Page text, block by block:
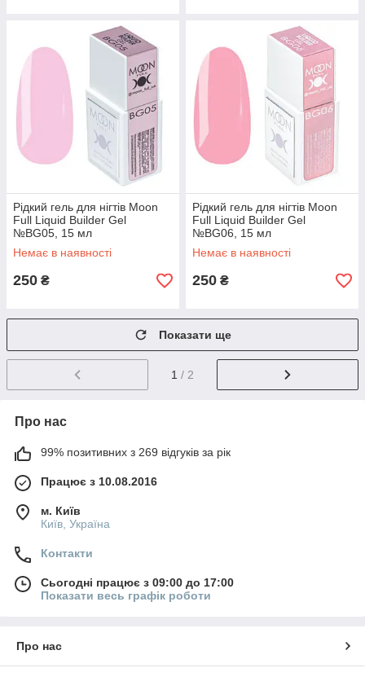
Рідкий гель для нігтів Moon
Full Liquid Builder Gel
№BG05, 15 мл
Немає в наявності
250 ₴
Рідкий гель для нігтів Moon
Full Liquid Builder Gel
№BG06, 15 мл
Немає в наявності
250 ₴
Показати ще
1 / 2
Про нас
99% позитивних з 269 відгуків за рік
Працює з 10.08.2016
м. Київ
Київ, Україна
Контакти
Сьогодні працює з 09:00 до 17:00
Показати весь графік роботи
Про нас